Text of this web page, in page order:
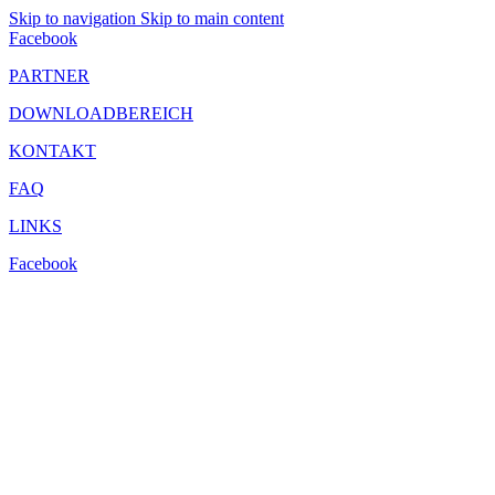
Skip to navigation Skip to main content
Facebook
PARTNER
DOWNLOADBEREICH
KONTAKT
FAQ
LINKS
Facebook